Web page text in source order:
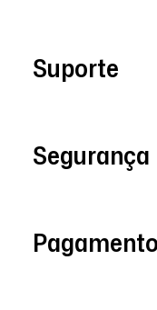
Suporte
Segurança
Pagamento